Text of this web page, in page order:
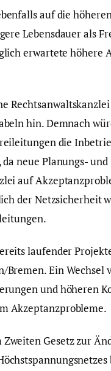
auf die
Lebensdauer als
erwartete höhere
hin. Demnach
die
da neue Planungs-
auf
der Netzsicherheit
laufender
Bremen. Ein
und höheren
Akzeptanzprobleme.
Gesetz zur